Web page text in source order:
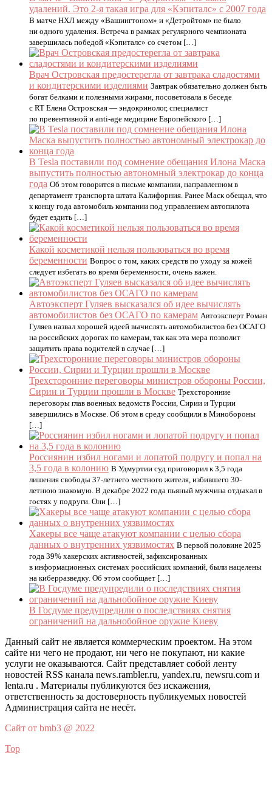
удалений. Это 2-я такая игра для «Кэпиталс» с 2007 года
В матче НХЛ между «Вашингтоном» и «Детройтом» не было
ни одного удаления. Встреча в рамках регулярного чемпионата
завершилась победой «Кэпиталс» со счетом […]
Врач Островская предостерегла от завтрака сладостями
и кондитерскими изделиями Завтрак обязательно должен быть
богат белками и полезными жирами, посоветовала в беседе
с RT Елена Островская — эндокринолог, специалист
по превентивной и anti-age медицине Европейского […]
В Tesla поставили под сомнение обещания Илона Маска
выпустить полностью автономный электрокар до конца
года Об этом говорится в письме компании, направленном в
департамент транспорта штата Калифорния. Ранее Маск обещал, что
к концу года автомобиль компании под управлением автопилота
будет ездить […]
Какой косметикой нельзя пользоваться во время
беременности Вопрос о том, каких средств по уходу за кожей
следует избегать во время беременности, очень важен.
Автоэксперт Гуляев высказался об идее вычислять
автомобилистов без ОСАГО по камерам Автоэксперт Роман
Гуляев назвал хорошей идеей вычислять автомобилистов без ОСАГО
на российских дорогах по камерам, так как эта мера позволит
защитить права водителей в случае […]
Трехсторонние переговоры министров обороны России,
Сирии и Турции прошли в Москве Трехсторонние
переговоры глав военных ведомств России, Сирии и Турции
завершились в Москве. Об этом в среду сообщили в Минобороны
[…]
Россиянин избил ногами и лопатой подругу и попал на
3,5 года в колонию В Удмуртии суд приговорил к 3,5 года
лишения свободы 37-летнего местного жителя, избившего 30-
летнюю знакомую. В декабре 2022 года пьяный мужчина отдыхал в
гостях у подруги. Они […]
Хакеры все чаще атакуют компании с целью сбора
данных о внутренних уязвимостях В первой половине 2025
года 39% хакерских активностей, зафиксированных
в информационных системах российских компаний, были нацелены
на киберразведку. Об этом сообщает […]
В Госдуме предупредили о последствиях снятия
ограничений на дальнобойное оружие Киеву
Данный сайт не является коммерческим проектом. На этом
сайте ни чего не продают, ни чего не покупают, ни какие
услуги не оказываются. Сайт представляет собой ленту
новостей RSS канала news.rambler.ru, yandex.ru, newsru.com и
lenta.ru . Материалы публикуются без искажения,
ответственность за достоверность публикуемых новостей
Администрация сайта не несёт.
Сайт от bmb3 @ 2022
Top